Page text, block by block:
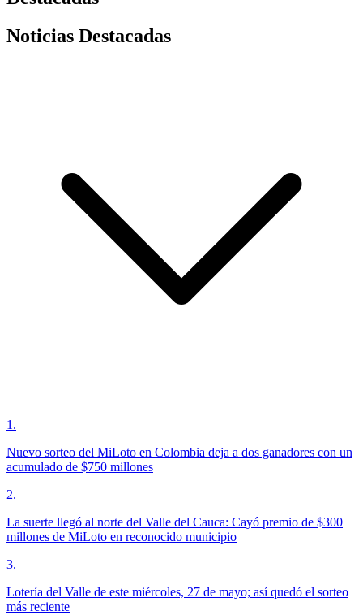
Noticias Destacadas
1 .
Nuevo sorteo del MiLoto en Colombia deja a dos ganadores con un
acumulado de $750 millones
2.
La suerte llegó al norte del Valle del Cauca: Cayó premio de $300
millones de MiLoto en reconocido municipio
3.
Lotería del Valle de este miércoles, 27 de mayo; así quedó el sorteo
más reciente